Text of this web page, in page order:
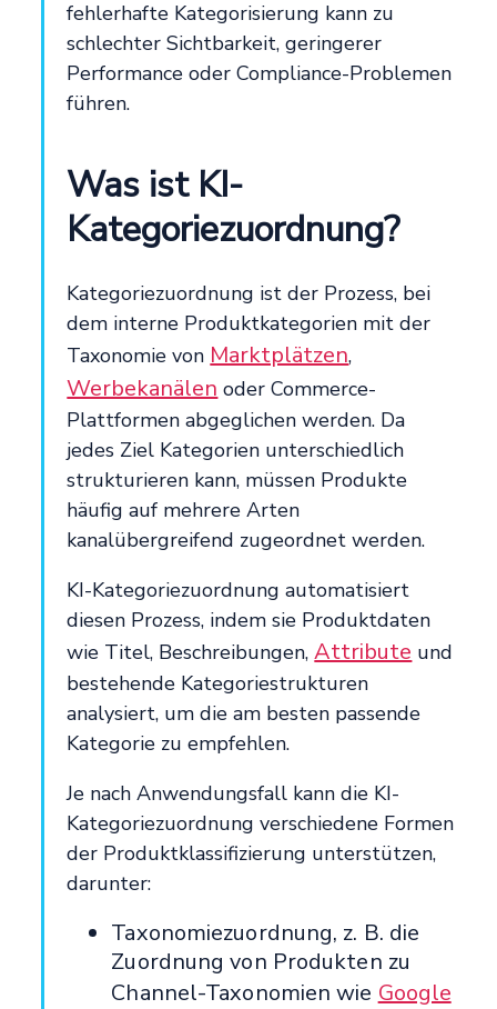
fehlerhafte Kategorisierung kann zu
schlechter Sichtbarkeit, geringerer
Performance oder Compliance-Problemen
führen.
Was ist KI-
Kategoriezuordnung?
Kategoriezuordnung ist der Prozess, bei
dem interne Produktkategorien mit der
Taxonomie von Marktplätzen,
Werbekanälen oder Commerce-
Plattformen abgeglichen werden. Da
jedes Ziel Kategorien unterschiedlich
strukturieren kann, müssen Produkte
häufig auf mehrere Arten
kanalübergreifend zugeordnet werden.
KI-Kategoriezuordnung automatisiert
diesen Prozess, indem sie Produktdaten
wie Titel, Beschreibungen,Attribute und
bestehende Kategoriestrukturen
analysiert, um die am besten passende
Kategorie zu empfehlen.
Je nach Anwendungsfall kann die KI-
Kategoriezuordnung verschiedene Formen
der Produktklassifizierung unterstützen,
darunter:
Taxonomiezuordnung, z. B. die
Zuordnung von Produkten zu
Channel-Taxonomien wie Google